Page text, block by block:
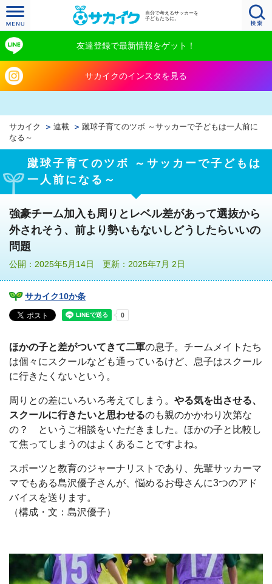
自分で考えるサッカーを
子どもたちに。
友達登録で最新情報をゲット！
サカイクのインスタを見る
サカイク 連載
蹴球子育てのツボ ～サッカーで子どもは一人前に
なる～
蹴球子育てのツボ ～サッカーで子どもは
一人前になる～
強豪チーム加入も周りとレベル差があって選抜から
外されそう、前より勢いもないしどうしたらいいの
問題
公開：2025年5月14日 更新：2025年7月 2日
サカイク10か条
ほかの子と差がついてきて二軍の息子。チームメイトたち
は個々にスクールなども通っているけど、息子はスクール
に行きたくないという。
周りとの差にいろいろ考えてしまう。 やる気を出させる、
スクールに行きたいと思わせるのも親のかかわり次第な
の？ というご相談をいただきました。ほかの子と比較し
て焦ってしまうのはよくあることですよね。
スポーツと教育のジャーナリストであり、先輩サッカーマ
マでもある島沢優子さんが、悩めるお母さんに3つのアド
バイスを送ります。
（構成・文：島沢優子）